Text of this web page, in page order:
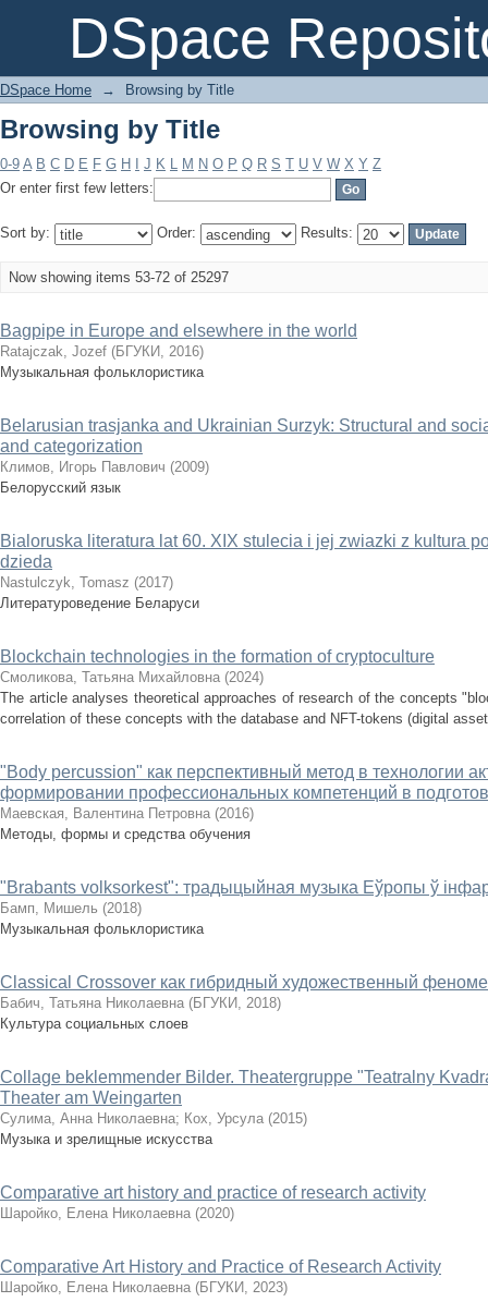
DSpace
Browsing by Title
DSpace Home → Browsing by Title
Browsing by Title
0-9 A B C D E F G H J K L M N O P Q R S T U V W X Y Z
Or enter first few letters:
Sort by: Order: Results:
Now showing items 53-72 of 25297
Bagpipe in Europe and elsewhere in the world
Ratajczak, Jozef (БГУКИ, 2016)
Музыкальная фольклористика
Belarusian trasjanka and Ukrainian Surzyk: Structural and
and categorization
Климов, Игорь Павлович (2009)
Белорусский язык
Bialoruska literatura lat 60. XIX stulecia i jej zwiazki z kultura
dzieda
Nastulczyk, Tomasz (2017)
Литературоведение Беларуси
Blockchain technologies in the formation of cryptoculture
Смоликова, Татьяна Михайловна (2024)
The article analyses theoretical approaches of research of the concepts
correlation of these concepts with the database and NFT-tokens (digital
"Body percussion" как перспективный метод в технологии
формировании профессиональных компетенций в
Маевская, Валентина Петровна (2016)
Методы, формы и средства обучения
"Brabants volksorkest": традыцыйная музыка Еўропы ў
Бамп, Мишель (2018)
Музыкальная фольклористика
Classical Crossover как гибридный художественный
Бабич, Татьяна Николаевна (БГУКИ, 2018)
Культура социальных слоев
Collage beklemmender Bilder. Theatergruppe "Teatralny
Theater am Weingarten
Сулима, Анна Николаевна; Кох, Урсула (2015)
Музыка и зрелищные искусства
Comparative art history and practice of research activity
Шаройко, Елена Николаевна (2020)
Comparative Art History and Practice of Research Activity
Шаройко, Елена Николаевна (БГУКИ, 2023)